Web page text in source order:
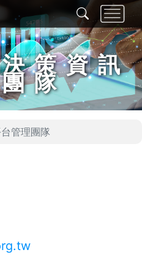
策資訊
隊
管理團隊